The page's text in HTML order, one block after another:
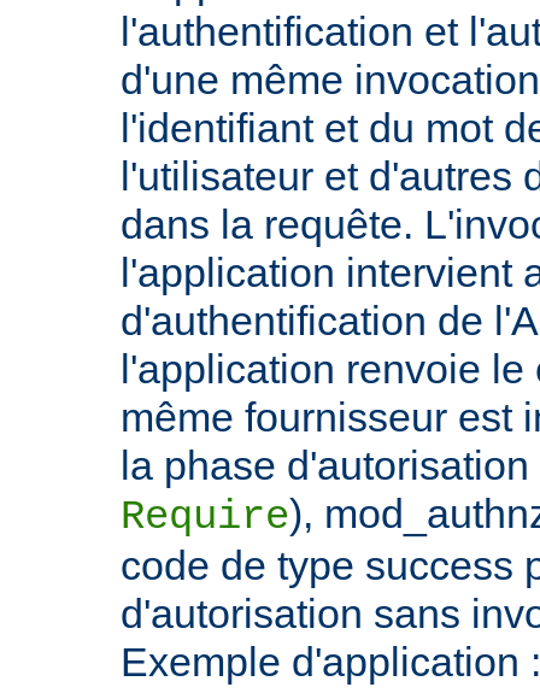
l'authentification et
d'une même
l'identifiant et du mot
l'utilisateur et d'autres
dans la requête.
l'application intervient
d'authentification de
l'application renvoie le
même fournisseur est
la phase
Require),
code de type success
d'autorisation sans
Exemple d'application :